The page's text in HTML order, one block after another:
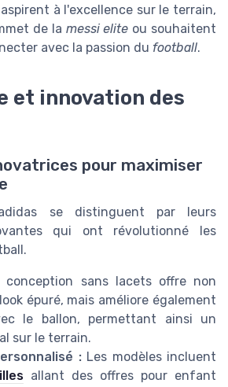
à l'excellence sur le terrain,
de la messi elite ou souhaitent
avec la passion du football.
et innovation des
pour maximiser
se distinguent par leurs
qui ont révolutionné les
conception sans lacets offre non
épuré, mais améliore également
le ballon, permettant ainsi un
sur le terrain.
: Les modèles incluent
allant des offres pour enfant